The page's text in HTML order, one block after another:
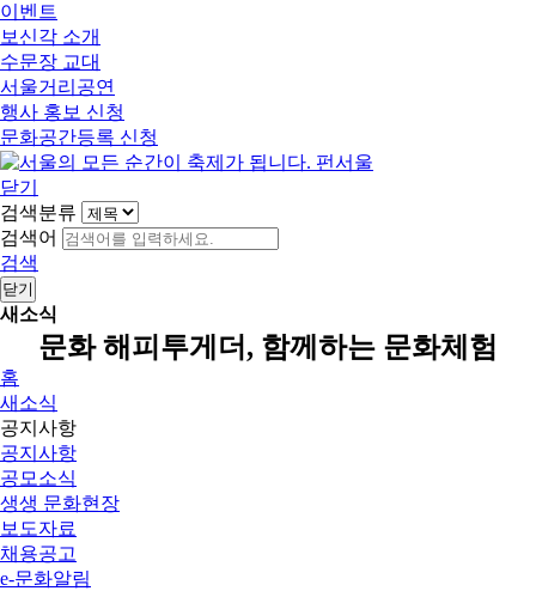
이벤트
보신각 소개
수문장 교대
서울거리공연
행사 홍보 신청
문화공간등록 신청
닫기
검색분류
검색어
검색
닫기
새소식
문화 해피투게더, 함께하는 문화체험
홈
새소식
공지사항
공지사항
공모소식
생생 문화현장
보도자료
채용공고
e-문화알림